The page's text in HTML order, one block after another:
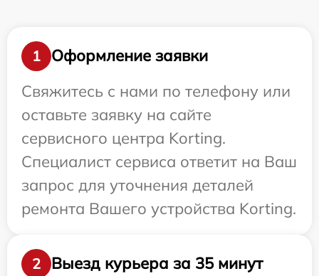
1
Оформление заявки
Свяжитесь с нами по телефону или
оставьте заявку на сайте
сервисного центра Korting.
Специалист сервиса ответит на Ваш
запрос для уточнения деталей
ремонта Вашего устройства Korting.
2
Выезд курьера за 35 минут